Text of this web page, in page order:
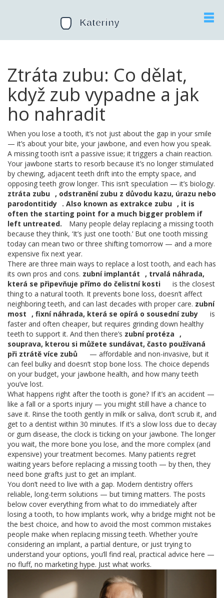
Ztráta zubu: Co dělat,
když zub vypadne a jak
ho nahradit
When you lose a tooth, it’s not just about the gap in your smile
— it’s about your bite, your jawbone, and even how you speak.
A missing tooth isn’t a passive issue; it triggers a chain reaction.
Your jawbone starts to resorb because it’s no longer stimulated
by chewing, adjacent teeth drift into the empty space, and
opposing teeth grow longer. This isn’t speculation — it’s biology.
ztráta zubu , odstranění zubu z důvodu kazu, úrazu nebo
parodontitidy . Also known as extrakce zubu , it is
often the starting point for a much bigger problem if
left untreated.
Many people delay replacing a missing tooth
because they think, ‘It’s just one tooth.’ But one tooth missing
today can mean two or three shifting tomorrow — and a more
expensive fix next year.
There are three main ways to replace a lost tooth, and each has
its own pros and cons. zubní implantát , trvalá náhrada,
která se připevňuje přímo do čelistní kosti
is the closest
thing to a natural tooth. It prevents bone loss, doesn’t affect
neighboring teeth, and can last decades with proper care. zubní
most
, fixní náhrada, která se opírá o sousední zuby
is
faster and often cheaper, but requires grinding down healthy
teeth to support it. And then there’s zubní protéza
,
souprava, kterou si můžete sundávat, často používaná
při ztrátě více zubů
— affordable and non-invasive, but it
can feel bulky and doesn’t stop bone loss. The choice depends
on your budget, your jawbone health, and how many teeth
you’ve lost.
What happens right after the tooth is gone? If it’s an accident —
like a fall or a sports injury — you might still have a chance to
save it. Rinse the tooth gently in milk or saliva, don’t scrub it, and
get to a dentist within 30 minutes. If it’s a slow loss due to decay
or gum disease, the clock is ticking on your jawbone. The longer
you wait, the more bone you lose, and the more complex (and
expensive) your treatment becomes. Many patients regret
waiting years before replacing a missing tooth — by then, they
need bone grafts just to get an implant.
You don’t need to live with a gap. Modern dentistry offers
reliable, long-term solutions — but timing matters. The posts
below cover everything from what to do immediately after
losing a tooth, to how implants work, why a bridge might not be
the best choice, and how to avoid the most common mistakes
people make when replacing missing teeth. Whether you’re
considering an implant, a partial denture, or just trying to
understand your options, you’ll find real, practical advice here —
no fluff, no marketing hype. Just what works.